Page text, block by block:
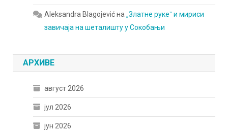
Aleksandra Blagojevićна„Златне рукеˮ и мириси
завичаја на шеталишту у Сокобањи
АРХИВЕ
август 2026
јул 2026
јун 2026